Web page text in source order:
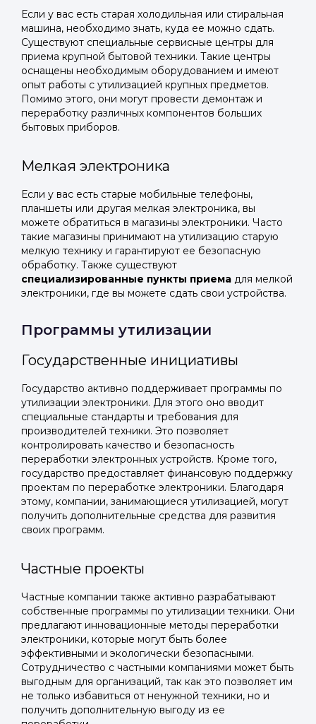
Войти в
профиль
Мы отправим код для входа на ваш
номер телефона.
Подать заявку
Отправьте заявку через мессенджер-бот — магазины
увидят её и пришлют предложения. Фото, описание и
AI-оценка прямо в чате.
Подать заявку
Отправьте заявку через мессенджер-бот — магазины
увидят её и пришлют предложения. Фото, описание и
AI-оценка прямо в чате.
Если у вас есть старая холодильная или стиральная
машина, необходимо знать, куда ее можно сдать.
Существуют специальные сервисные центры для
приема крупной бытовой техники. Такие центры
оснащены необходимым оборудованием и имеют
опыт работы с утилизацией крупных предметов.
Помимо этого, они могут провести демонтаж и
переработку различных компонентов больших
бытовых приборов.
Мелкая электроника
Если у вас есть старые мобильные телефоны,
планшеты или другая мелкая электроника, вы
можете обратиться в магазины электроники. Часто
такие магазины принимают на утилизацию старую
мелкую технику и гарантируют ее безопасную
обработку. Также существуют
специализированные пункты приема для мелкой
электроники, где вы можете сдать свои устройства.
Программы утилизации
Государственные инициативы
Государство активно поддерживает программы по
утилизации электроники. Для этого оно вводит
специальные стандарты и требования для
производителей техники. Это позволяет
контролировать качество и безопасность
переработки электронных устройств. Кроме того,
государство предоставляет финансовую поддержку
проектам по переработке электроники. Благодаря
этому, компании, занимающиеся утилизацией, могут
получить дополнительные средства для развития
своих программ.
Частные проекты
Частные компании также активно разрабатывают
собственные программы по утилизации техники. Они
предлагают инновационные методы переработки
электроники, которые могут быть более
эффективными и экологически безопасными.
Сотрудничество с частными компаниями может быть
выгодным для организаций, так как это позволяет им
не только избавиться от ненужной техники, но и
получить дополнительную выгоду из ее